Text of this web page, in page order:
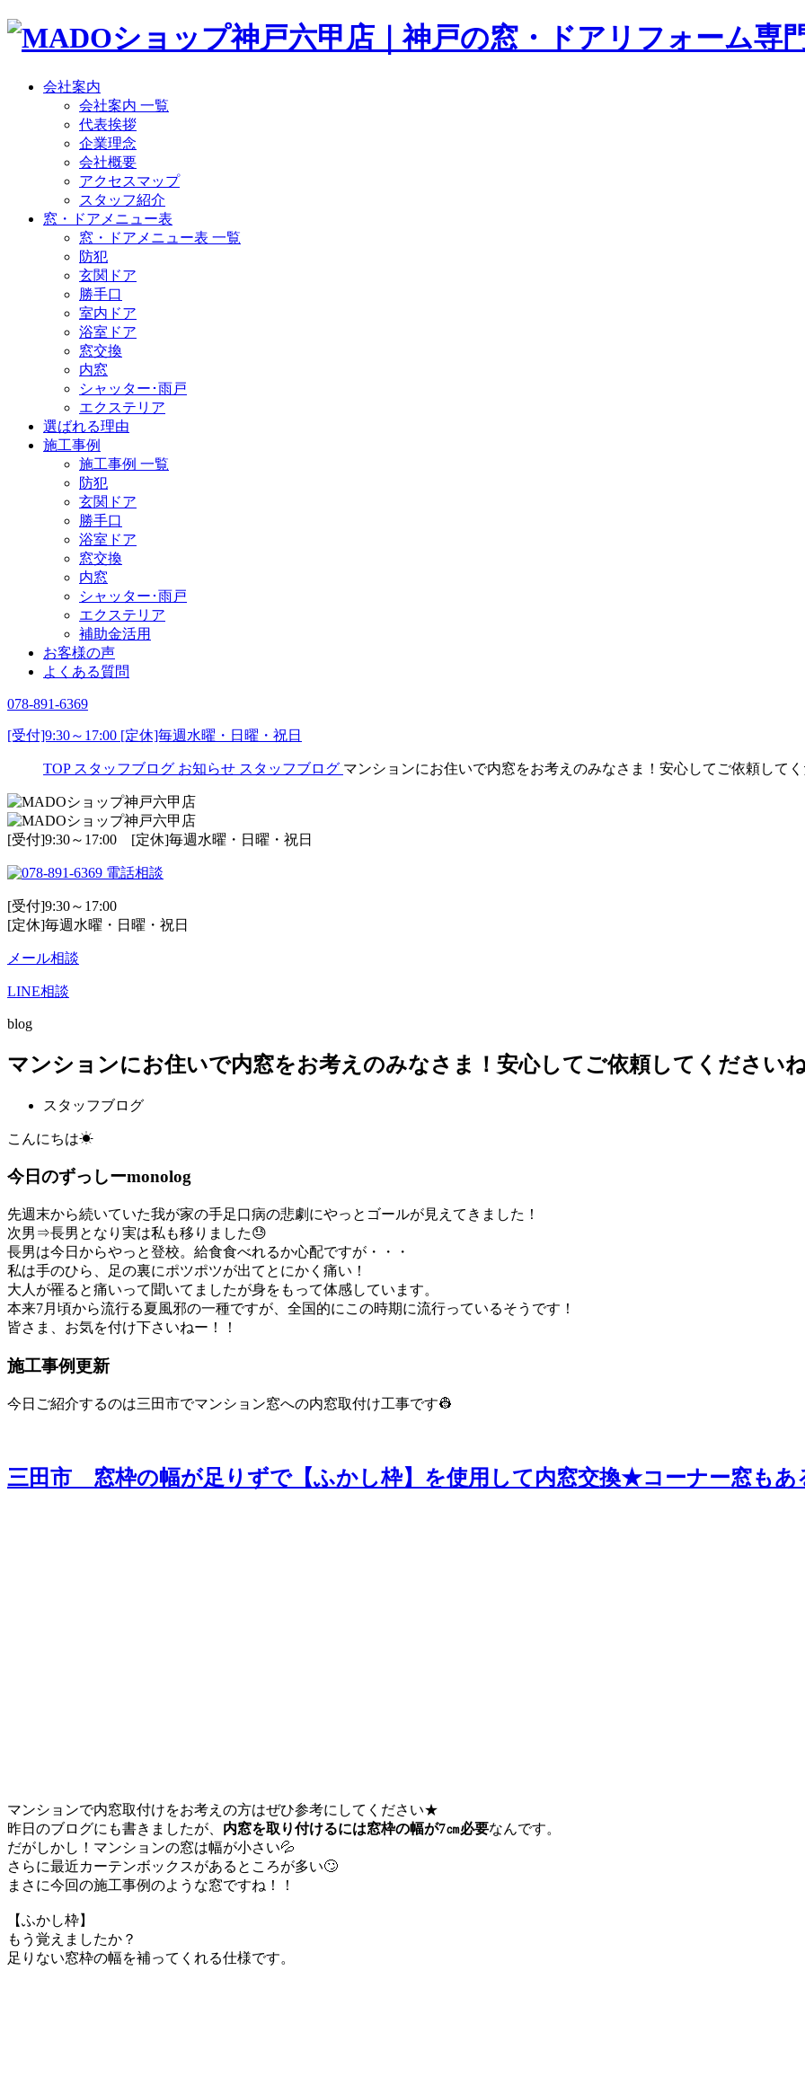
会社案内
会社案内 一覧
代表挨拶
企業理念
会社概要
アクセスマップ
スタッフ紹介
窓・ドアメニュー表
窓・ドアメニュー表 一覧
防犯
玄関ドア
勝手口
室内ドア
浴室ドア
窓交換
内窓
シャッター･雨戸
エクステリア
選ばれる理由
施工事例
施工事例 一覧
防犯
玄関ドア
勝手口
浴室ドア
窓交換
内窓
シャッター･雨戸
エクステリア
補助金活用
お客様の声
よくある質問
078-891-6369
[受付]9:30～17:00 [定休]毎週水曜・日曜・祝日
TOP スタッフブログ お知らせ スタッフブログ マンションにお住いで内窓をお考えのみなさま！安心してご依頼して
[受付]9:30～17:00 [定休]毎週水曜・日曜・祝日
電話相談
[受付]9:30～17:00
[定休]毎週水曜・日曜・祝日
メール相談
LINE相談
blog
マンションにお住いで内窓をお考えのみなさま！安心してご依頼してください
スタッフブログ
こんにちは☀
今日のずっしーmonolog
先週末から続いていた我が家の手足口病の悲劇にやっとゴールが見えてきました！
次男⇒長男となり実は私も移りました😓
長男は今日からやっと登校。給食食べれるか心配ですが・・・
私は手のひら、足の裏にポツポツが出てとにかく痛い！
大人が罹ると痛いって聞いてましたが身をもって体感しています。
本来7月頃から流行る夏風邪の一種ですが、全国的にこの時期に流行っているそうです！
皆さま、お気を付け下さいねー！！
施工事例更新
今日ご紹介するのは三田市でマンション窓への内窓取付け工事です👷
三田市 窓枠の幅が足りずで【ふかし枠】を使用して内窓交換★コーナー窓もあ
マンションで内窓取付けをお考えの方はぜひ参考にしてください★
昨日のブログにも書きましたが、 内窓を取り付けるには窓枠の幅が7㎝必要なんです。
だがしかし！マンションの窓は幅が小さい💦
さらに最近カーテンボックスがあるところが多い🙄
まさに今回の施工事例のような窓ですね！！
【ふかし枠】
もう覚えましたか？
足りない窓枠の幅を補ってくれる仕様です。